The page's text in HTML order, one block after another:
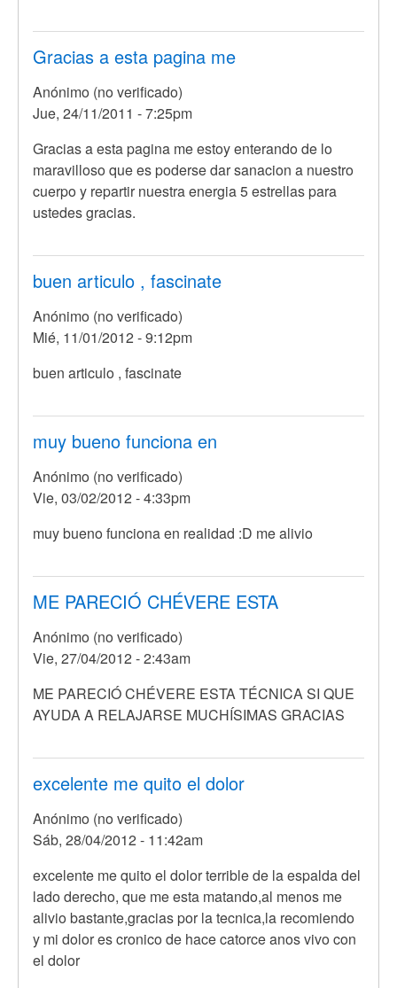
Gracias a esta pagina me
Anónimo (no verificado)
Jue, 24/11/2011 - 7:25pm
Gracias a esta pagina me estoy enterando de lo
maravilloso que es poderse dar sanacion a nuestro
cuerpo y repartir nuestra energia 5 estrellas para
ustedes gracias.
buen articulo , fascinate
Anónimo (no verificado)
Mié, 11/01/2012 - 9:12pm
buen articulo , fascinate
muy bueno funciona en
Anónimo (no verificado)
Vie, 03/02/2012 - 4:33pm
muy bueno funciona en realidad :D me alivio
ME PARECIÓ CHÉVERE ESTA
Anónimo (no verificado)
Vie, 27/04/2012 - 2:43am
ME PARECIÓ CHÉVERE ESTA TÉCNICA SI QUE
AYUDA A RELAJARSE MUCHÍSIMAS GRACIAS
excelente me quito el dolor
Anónimo (no verificado)
Sáb, 28/04/2012 - 11:42am
En
respuesta
a
Yo
no
excelente me quito el dolor terrible de la espalda del
lado derecho, que me esta matando,al menos me
alivio bastante,gracias por la tecnica,la recomiendo
y mi dolor es cronico de hace catorce anos vivo con
el dolor